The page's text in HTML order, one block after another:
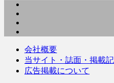
会社概要
当サイト・誌面・掲載
広告掲載について